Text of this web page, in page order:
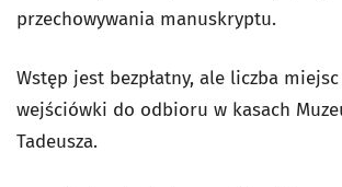
przechowywania manuskryptu.
Wstęp jest bezpłatny, ale liczba
wejściówki do odbioru w kasach
Tadeusza.